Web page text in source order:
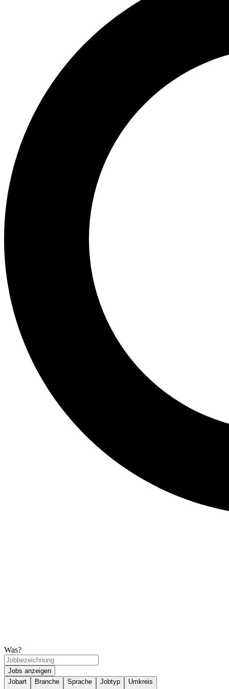
Was?
Jobs anzeigen
Jobart
Branche Sprache Jobtyp Umkreis